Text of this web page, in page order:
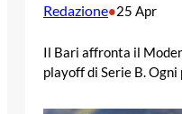
Redazione•25 Apr
Il Bari affronta il
playoff di Serie B.